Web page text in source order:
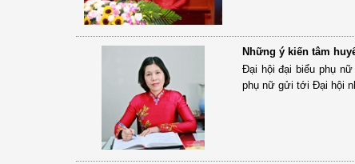
Những ý kiến tâm
Đại hội đại biểu phụ
phụ nữ gửi tới Đại hội